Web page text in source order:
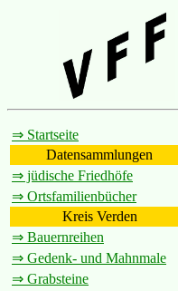
⇒ Startseite
Datensammlungen
⇒ jüdische Friedhöfe
⇒ Ortsfamilienbücher
Kreis Verden
⇒ Bauernreihen
⇒ Gedenk- und Mahnmale
⇒ Grabsteine